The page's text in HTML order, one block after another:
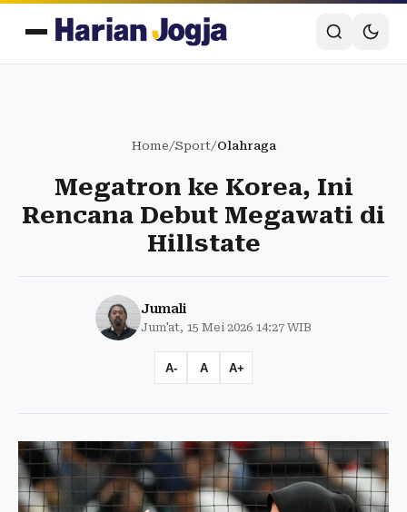
Home/Sport/Olahraga
Megatron ke Korea, Ini
Rencana Debut Megawati di
Hillstate
Jumali
Jum'at, 15 Mei 2026 14:27 WIB
A- A A+